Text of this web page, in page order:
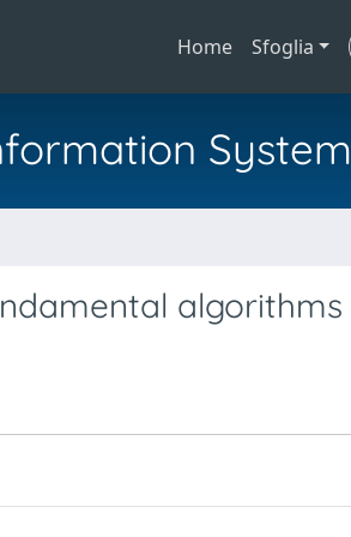
Home Sfoglia
System
algorithms